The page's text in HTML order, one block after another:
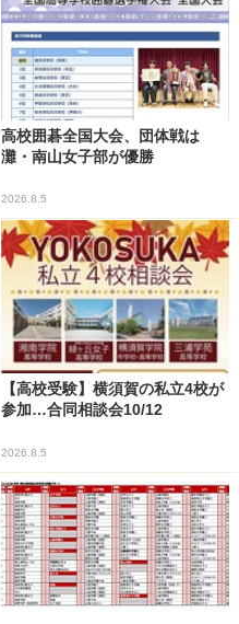
高校囲碁全国大会、団体戦は
灘・南山女子部が優勝
2026.8.5
【高校受験】横須賀の私立4校が
参加…合同相談会10/12
2026.8.5